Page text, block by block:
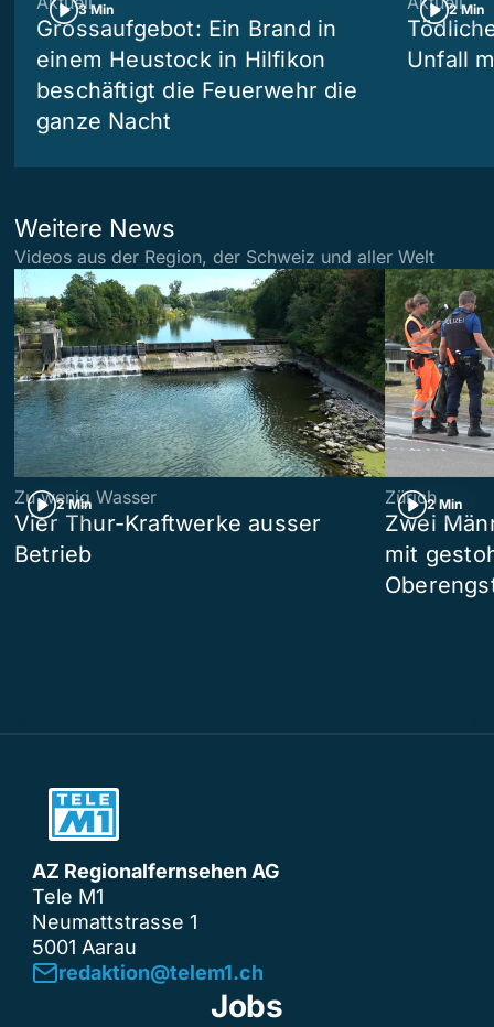
3 Min
Grossaufgebot: Ein Brand in
einem Heustock in Hilfikon
beschäftigt die Feuerwehr die
ganze Nacht
2 Min
Unfall
Weitere News
Videos aus der Region, der Schweiz und aller Welt
2 Min
Zu wenig Wasser
Vier Thur-Kraftwerke ausser
Betrieb
2 Min
Zürich
Zwei
mit
AZ Regionalfernsehen AG
Tele M1
Neumattstrasse 1
5001 Aarau
redaktion@telem1.ch
Jobs